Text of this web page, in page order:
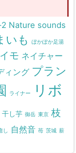
Nature sounds
いも ぽかぽか足湯
モ ネイチャー
ィング プラン
ライナー
リボ
干し芋 御岳 東京 枝
し 自然音 苺 茨城 薪